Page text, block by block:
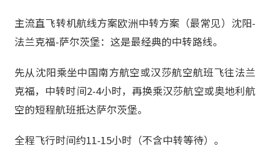
主流直飞转机航线方案欧洲中转方案（最常见）沈阳-
法兰克福-萨尔茨堡：这是最经典的中转路线。
先从沈阳乘坐中国南方航空或汉莎航空航班飞往法兰
克福，中转时间2-4小时，再换乘汉莎航空或奥地利航
空的短程航班抵达萨尔茨堡。
全程飞行时间约11-15小时（不含中转等待）。